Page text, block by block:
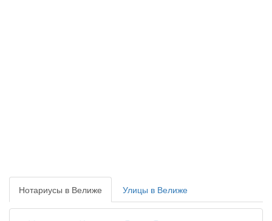
Нотариусы в Велиже Улицы в Велиже